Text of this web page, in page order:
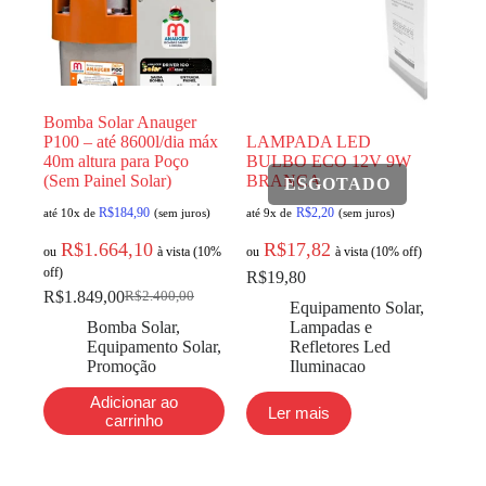
Bomba Solar Anauger
P100 – até 8600l/dia máx
40m altura para Poço
(Sem Painel Solar)
até 10x de R$184,90 (sem juros)
ou R$1.664,10 à vista (10%
off)
R$2.400,00
R$1.849,00
Bomba Solar,
Equipamento Solar,
Promoção
Adicionar ao
carrinho
LAMPADA LED
BULBO ECO 12V 9W
BRANCA
até 9x de R$2,20 (sem juros)
ou R$17,82 à vista (10% off)
R$19,80
Equipamento Solar,
Lampadas e
Refletores Led
Iluminacao
Ler mais